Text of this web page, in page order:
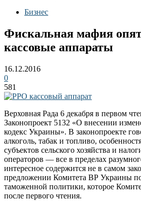
Бизнес
Фискальная мафия
кассовые аппараты
16.12.2016
0
581
Верховная Рада 6 декабря в первом
Законопроект 5132 «О внесении
кодекс Украины». В законопроекте
алкоголь, табак и топливо,
субъектов сельского хозяйства и
операторов — все в пределах
интересное содержится не в самом
предложении Комитета ВР Украины
таможенной политики, которое
после первого чтения.